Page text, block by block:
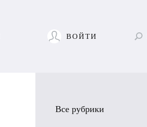
ВОЙТИ
Все рубрики